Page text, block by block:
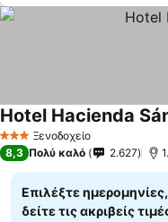
3 ΑστέριαΞενοδοχείο
Hotel Hacienda
8,3 Πολύ καλό 2.627
Επιλέξτε
δείτε τις ακριβείς